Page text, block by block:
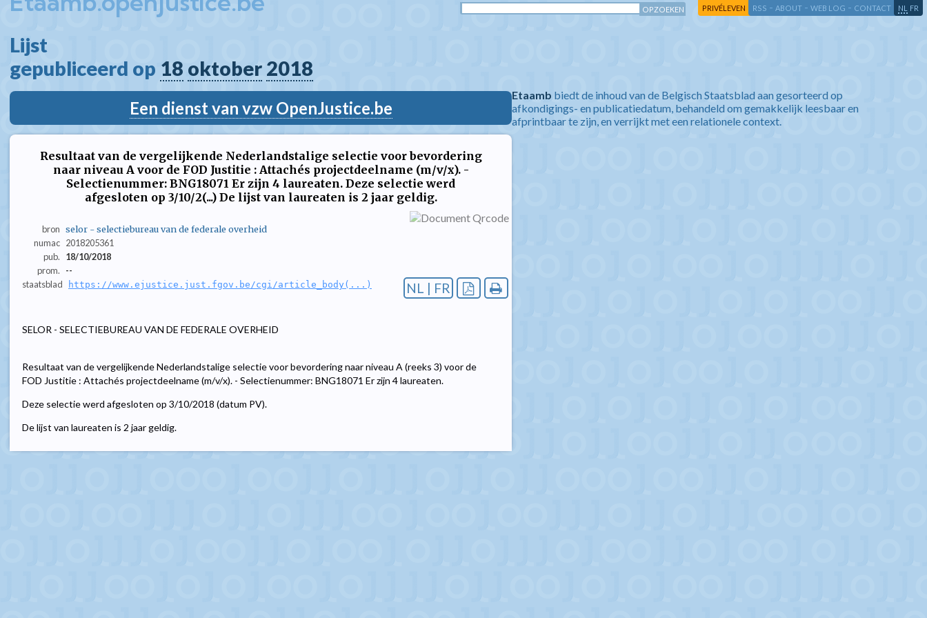
PRIVÉLEVEN RSS - ABOUT - WEB LOG - CONTACT NL FR
Lijst
gepubliceerd op 18 oktober 2018
Een dienst van vzw OpenJustice.be
Resultaat van de vergelijkende Nederlandstalige selectie voor bevordering
naar niveau A voor de FOD Justitie : Attachés projectdeelname (m/v/x). -
Selectienummer: BNG18071 Er zijn 4 laureaten. Deze selectie werd
afgesloten op 3/10/2(...) De lijst van laureaten is 2 jaar geldig.
bron selor - selectiebureau van de federale overheid
numac 2018205361
pub.
18/10/2018
prom.
--
staatsblad
https://www.ejustice.just.fgov.be/cgi/article_body(...) NL | FR
SELOR - SELECTIEBUREAU VAN DE FEDERALE OVERHEID
Resultaat van de vergelijkende Nederlandstalige selectie voor bevordering naar niveau A (reeks 3) voor de
FOD Justitie : Attachés projectdeelname (m/v/x). - Selectienummer: BNG18071 Er zijn 4 laureaten.
Deze selectie werd afgesloten op 3/10/2018 (datum PV).
De lijst van laureaten is 2 jaar geldig.
Etaamb biedt de inhoud van de Belgisch Staatsblad aan gesorteerd op
afkondigings- en publicatiedatum, behandeld om gemakkelijk leesbaar en
afprintbaar te zijn, en verrijkt met een relationele context.